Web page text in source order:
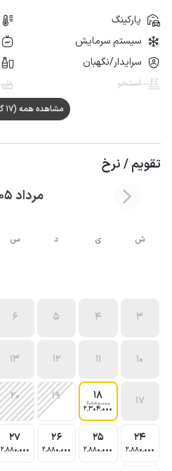
پارکینگ
سیستم سرمایش
سرایدار/نگهبان
استخر
مشاهده همه (17 گزینه)
تقویم / نرخ
مرداد 1405
ش ی د س
3
4
5
6
10
11
12
13
17
18
2٬880٬000
2٬304٬000
19
20
24
2٬880٬000
25
2٬880٬000
26
2٬880٬000
27
2٬880٬000